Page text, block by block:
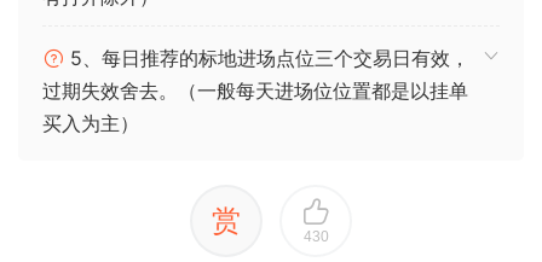
5、每日推荐的标地进场点位三个交易日有效，
过期失效舍去。（一般每天进场位位置都是以挂单
买入为主）
赏 430